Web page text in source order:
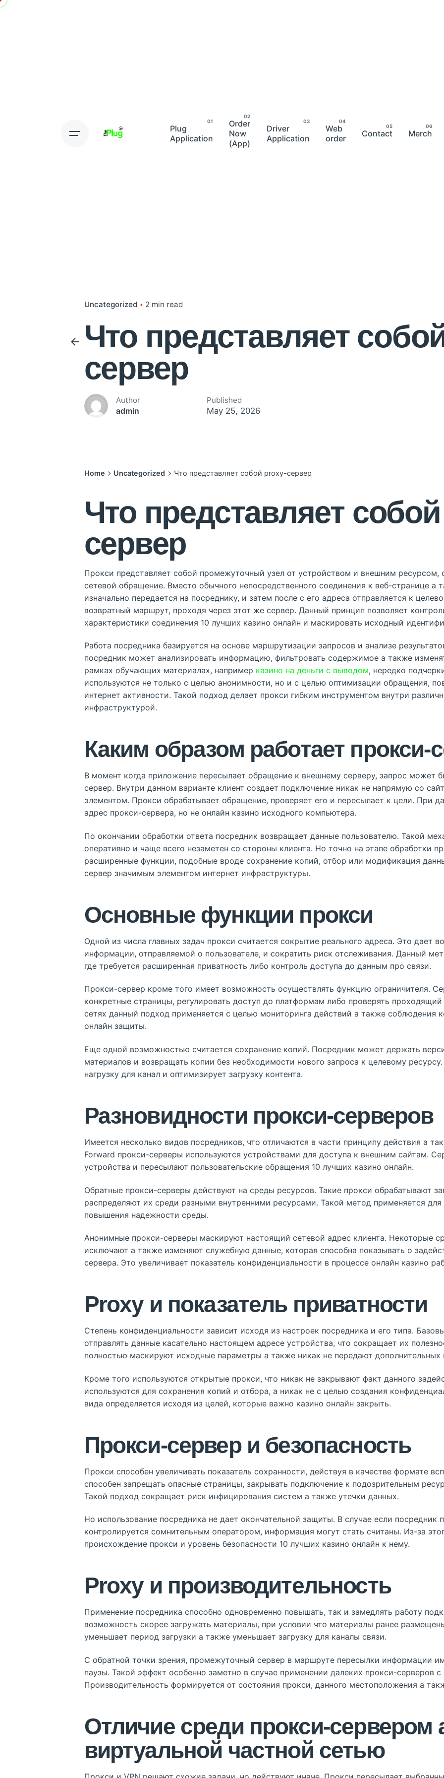
Skip
Plug
Application
Order
Now
(App)
Driver
Application
Web
order
Contact Merch
Uncategorized 2 min read
Что представляет
сервер
Author
admin
Published
May 25, 2026
Home Uncategorized Что представляет собой proxy-сервер
Что представляет
сервер
Прокси представляет собой промежуточный узел от устройством и внешним
сетевой обращение. Вместо обычного непосредственного соединения к веб-странице а
изначально передается на посреднику, и затем после с его адреса отправляется к
возвратный маршрут, проходя через этот же сервер. Данный принцип позволяет
характеристики соединения 10 лучших казино онлайн и маскировать исходный
Работа посредника базируется на основе маршрутизации запросов и анализе
посредник может анализировать информацию, фильтровать содержимое а также
рамках обучающих материалах, например казино на деньги с выводом, нередко
используются не только с целью анонимности, но и с целью оптимизации обращения,
интернет активности. Такой подход делает прокси гибким инструментом внутри
инфраструктурой.
Каким образом работает прокси-
В момент когда приложение пересылает обращение к внешнему серверу, запрос может
сервер. Внутри данном варианте клиент создает подключение никак не напрямую со
элементом. Прокси обрабатывает обращение, проверяет его и пересылает к цели. При
адрес прокси-сервера, но не онлайн казино исходного компьютера.
По окончании обработки ответа посредник возвращает данные пользователю. Такой
оперативно и чаще всего незаметен со стороны клиента. Но точно на этапе обработки
расширенные функции, подобные вроде сохранение копий, отбор или модификация
сервер значимым элементом интернет инфраструктуры.
Основные функции прокси
Одной из числа главных задач прокси считается сокрытие реального адреса. Это дает
информации, отправляемой о пользователе, и сократить риск отслеживания. Данный
где требуется расширенная приватность либо контроль доступа до данным про связи.
Прокси-сервер кроме того имеет возможность осуществлять функцию ограничителя.
конкретные страницы, регулировать доступ до платформам либо проверять проходящий
сетях данный подход применяется с целью мониторинга действий а также соблюдения
онлайн защиты.
Еще одной возможностью считается сохранение копий. Посредник может держать
материалов и возвращать копии без необходимости нового запроса к целевому
нагрузку для канал и оптимизирует загрузку контента.
Разновидности прокси-серверов
Имеется несколько видов посредников, что отличаются в части принципу действия а
Forward прокси-серверы используются устройствами для доступа к внешним сайтам.
устройства и пересылают пользовательские обращения 10 лучших казино онлайн.
Обратные прокси-серверы действуют на среды ресурсов. Такие прокси обрабатывают
распределяют их среди разными внутренними ресурсами. Такой метод применяется для
повышения надежности среды.
Анонимные прокси-серверы маскируют настоящий сетевой адрес клиента. Некоторые
исключают а также изменяют служебную данные, которая способна показывать о
сервера. Это увеличивает показатель конфиденциальности в процессе онлайн казино
Proxy и показатель приватности
Степень конфиденциальности зависит исходя из настроек посредника и его типа.
отправлять данные касательно настоящем адресе устройства, что сокращает их
полностью маскируют исходные параметры а также никак не передают дополнительных
Кроме того используются открытые прокси, что никак не закрывают факт данного
используются для сохранения копий и отбора, а никак не с целью создания
вида определяется исходя из целей, которые важно казино онлайн закрыть.
Прокси-сервер и безопасность
Прокси способен увеличивать показатель сохранности, действуя в качестве формате
способен запрещать опасные страницы, закрывать подключение к подозрительным
Такой подход сокращает риск инфицирования систем а также утечки данных.
Но использование посредника не дает окончательной защиты. В случае если посредник
контролируется сомнительным оператором, информация могут стать считаны. Из-за
происхождение прокси и уровень безопасности 10 лучших казино онлайн к нему.
Proxy и производительность
Применение посредника способно одновременно повышать, так и замедлять работу
возможность скорее загружать материалы, при условии что материалы ранее
уменьшает период загрузки а также уменьшает загрузку для каналы связи.
С обратной точки зрения, промежуточный сервер в маршруте пересылки информации
паузы. Такой эффект особенно заметно в случае применении далеких прокси-серверов
Производительность формируется от состояния прокси, данного местоположения а
Отличие среди прокси-сервером а
виртуальной частной сетью